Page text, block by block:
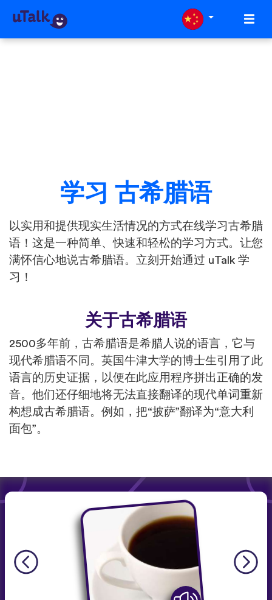
学习 古希腊语
以实用和提供现实生活情况的方式在线学习古希腊
语！这是一种简单、快速和轻松的学习方式。让您
满怀信心地说古希腊语。立刻开始通过 uTalk 学
习！
关于古希腊语
2500多年前，古希腊语是希腊人说的语言，它与
现代希腊语不同。英国牛津大学的博士生引用了此
语言的历史证据，以便在此应用程序拼出正确的发
音。他们还仔细地将无法直接翻译的现代单词重新
构想成古希腊语。例如，把“披萨”翻译为“意大利
面包”。